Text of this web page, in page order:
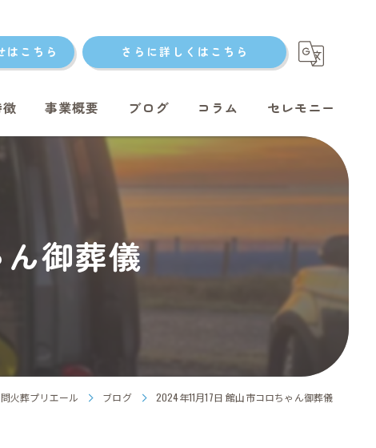
はこちら さらに詳しくはこちら
火葬
ト火葬
事業概要 ブログ コラム セレモニー
ん御葬儀
火葬プリエール ブログ 2024年11月17日 館山市コロちゃん御葬儀